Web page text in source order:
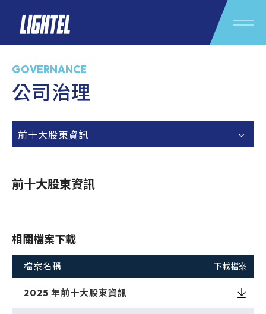
GOVERNANCE
公司治理
前十大股東資訊
前十大股東資訊
相關檔案下載
檔案名稱 下載檔案
2025 年前十大股東資訊